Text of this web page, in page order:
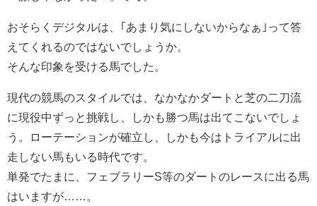
おそらくデジタルは、｢あまり気にしないからなぁ｣って答
えてくれるのではないでしょうか。
そんな印象を受ける馬でした。
現代の競馬のスタイルでは、なかなかダートと芝の二刀流
に現役中ずっと挑戦し、しかも勝つ馬は出てこないでしょ
う。ローテーションが確立し、しかも今はトライアルに出
走しない馬もいる時代です。
単発でたまに、フェブラリーS等のダートのレースに出る馬
はいますが……。